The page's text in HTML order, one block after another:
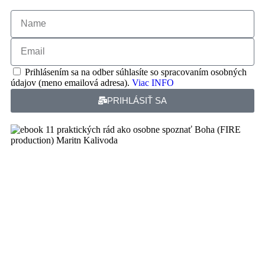
Prihlásením sa na odber súhlasíte so spracovaním osobných
údajov (meno emailová adresa). Viac INFO
PRIHLÁSIŤ SA